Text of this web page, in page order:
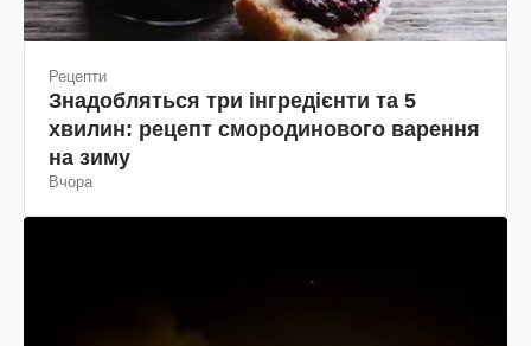
Рецепти
Знадобляться три інгредієнти та 5
хвилин: рецепт смородинового варення
на зиму
Вчора